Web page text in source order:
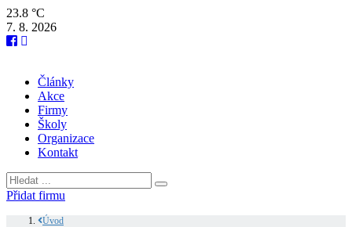
23.8 °C
7. 8. 2026
Články
Akce
Firmy
Školy
Organizace
Kontakt
Přidat firmu
Úvod